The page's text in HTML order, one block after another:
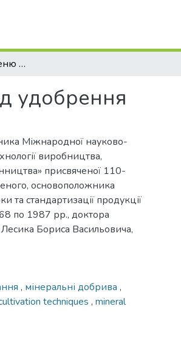
Продуктивність ячменю ярого залежно від удобрення
удобрення
Міжнародної науково-
виробництва,
присвяченої 110-
основоположника
та стандартизації продукції
по 1987 рр., доктора
Бориса Васильовича,
, мінеральні добрива ,
techniques , mineral